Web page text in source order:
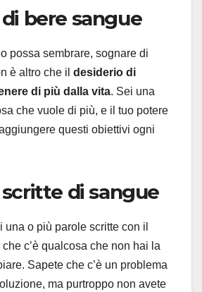
bere sangue
possa sembrare, sognare di
è altro che il desiderio di
di più dalla vita. Sei una
che vuole di più, e il tuo potere
questi obiettivi ogni
di sangue
una o più parole scritte con il
c’è qualcosa che non hai la
Sapete che c’è un problema
ma purtroppo non avete